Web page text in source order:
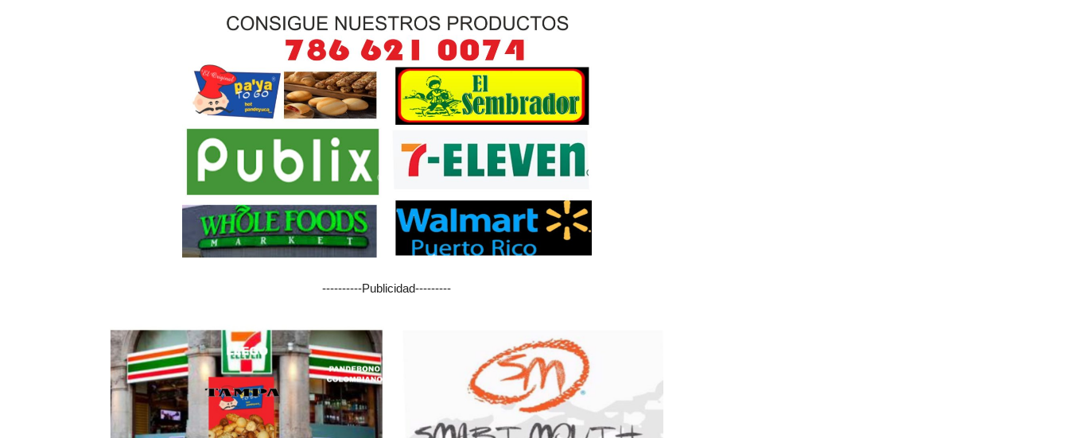
----------Publicidad---------